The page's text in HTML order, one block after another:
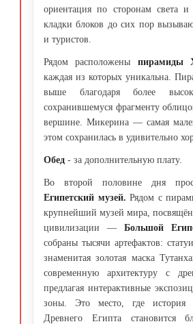
ориентация по сторонам света и
кладки блоков до сих пор
и туристов.
Рядом расположены пирамиды
каждая из которых уникальна.
выше благодаря более
сохранившемуся фрагменту
вершине. Микерина — самая
этом сохранилась в удивительно
Обед - за дополнительную плату.
Во второй половине дня
Египетский музей. Рядом с
крупнейший музей мира,
цивилизации — Большой
собраны тысячи артефактов:
знаменитая золотая маска
современную архитектуру с
предлагая интерактивные
зоны. Это место, где история
Древнего Египта становится